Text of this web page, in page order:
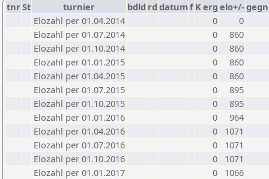
tnrSt turnier bdld rd datumf Kerg elo+/-
Elozahl per 01.04.2014
0
0
Elozahl per 01.07.2014
0
860
Elozahl per 01.10.2014
0
860
Elozahl per 01.01.2015
0
860
Elozahl per 01.04.2015
0
860
Elozahl per 01.07.2015
0
895
Elozahl per 01.10.2015
0
895
Elozahl per 01.01.2016
0
964
Elozahl per 01.04.2016
0
1071
Elozahl per 01.07.2016
0
1071
Elozahl per 01.10.2016
0
1071
Elozahl per 01.01.2017
0
1066